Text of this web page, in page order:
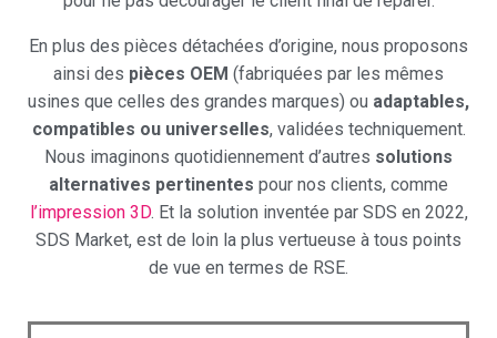
En plus des pièces détachées d’origine, nous proposons
ainsi des pièces OEM (fabriquées par les mêmes
usines que celles des grandes marques) ou adaptables,
compatibles ou universelles, validées techniquement.
Nous imaginons quotidiennement d’autres solutions
alternatives pertinentes pour nos clients, comme
l’impression 3D. Et la solution inventée par SDS en 2022,
SDS Market, est de loin la plus vertueuse à tous points
de vue en termes de RSE.